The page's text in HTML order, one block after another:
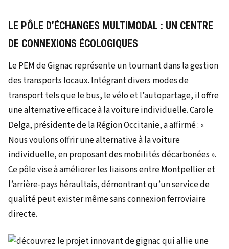
LE PÔLE D’ÉCHANGES MULTIMODAL : UN CENTRE
DE CONNEXIONS ÉCOLOGIQUES
Le PEM de Gignac représente un tournant dans la gestion
des transports locaux. Intégrant divers modes de
transport tels que le bus, le vélo et l’autopartage, il offre
une alternative efficace à la voiture individuelle. Carole
Delga, présidente de la Région Occitanie, a affirmé : «
Nous voulons offrir une alternative à la voiture
individuelle, en proposant des mobilités décarbonées ».
Ce pôle vise à améliorer les liaisons entre Montpellier et
l’arrière-pays héraultais, démontrant qu’un service de
qualité peut exister même sans connexion ferroviaire
directe.